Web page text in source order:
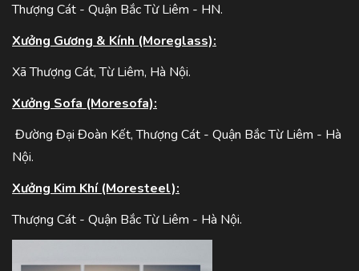
Thượng Cát - Quận Bắc Từ Liêm - HN.
Xưởng Gương & Kính (Moreglass):
Xã Thượng Cát, Từ Liêm, Hà Nội.
Xưởng Sofa (Moresofa):
Đường Đại Đoàn Kết, Thượng Cát - Quận Bắc Từ Liêm - Hà
Nội.
Xưởng Kim Khí (Moresteel):
Thượng Cát - Quận Bắc Từ Liêm - Hà Nội.